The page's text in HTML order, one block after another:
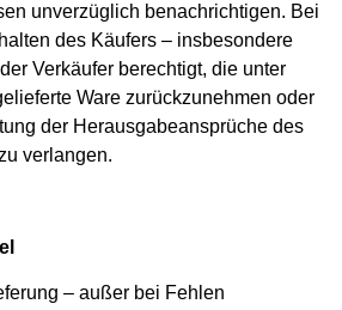
unverzüglich benachrichtigen. Bei
des Käufers – insbesondere
Verkäufer berechtigt, die unter
Ware zurückzunehmen oder
der Herausgabeansprüche des
verlangen.
– außer bei Fehlen